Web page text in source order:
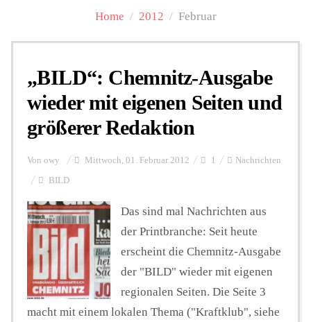
Hintergrund
FUNKTURM-Beiträge
Seminare
Unterstützen
Home / 2012 / Februar
„BILD“: Chemnitz-Ausgabe
wieder mit eigenen Seiten und
größerer Redaktion
Von owy Mittwoch, 01. Februar 2012 1 Nachrichten
BILD
Das sind mal Nachrichten aus
der Printbranche: Seit heute
erscheint die Chemnitz-Ausgabe
der "BILD" wieder mit eigenen
regionalen Seiten. Die Seite 3
macht mit einem lokalen Thema ("Kraftklub", siehe